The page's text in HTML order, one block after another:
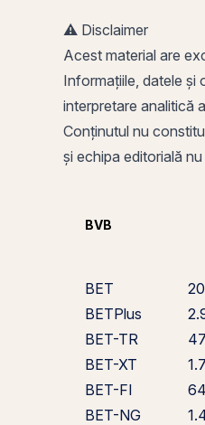
⚠️ Disclaimer
Acest material are
Informațiile, datele și
interpretare analitică
Conținutul nu
și echipa editorială
BVB
BET
BETPlus
BET-TR
BET-XT
BET-FI
BET-NG